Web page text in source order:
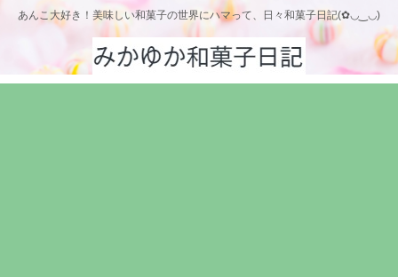
あんこ大好き！美味しい和菓子の世界にハマって、日々和菓子日記(✿◡‿◡)